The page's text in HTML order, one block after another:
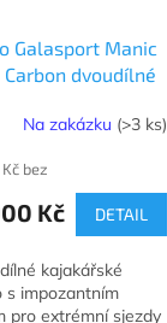
Galasport Manic
dvoudílné
spojkou
Na zakázku (>3 ks)
bez
Kč DETAIL
kajakářské
s impozantním
pro extrémní sjezdy